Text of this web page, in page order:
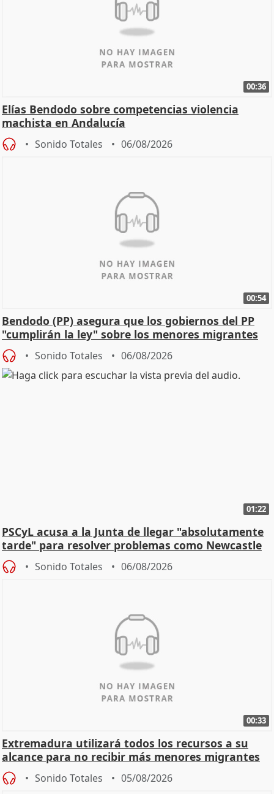
00:36
Elías Bendodo sobre competencias violencia
machista en Andalucía
Sonido Totales 06/08/2026
00:54
Bendodo (PP) asegura que los gobiernos del PP
"cumplirán la ley" sobre los menores migrantes
Sonido Totales 06/08/2026
01:22
PSCyL acusa a la Junta de llegar "absolutamente
tarde" para resolver problemas como Newcastle
Sonido Totales 06/08/2026
00:33
Extremadura utilizará todos los recursos a su
alcance para no recibir más menores migrantes
Sonido Totales 05/08/2026